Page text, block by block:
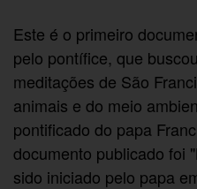
Este é o primeiro
pelo pontífice, que
meditações de São
animais e do meio
pontificado do papa
documento publicado foi
sido iniciado pelo papa